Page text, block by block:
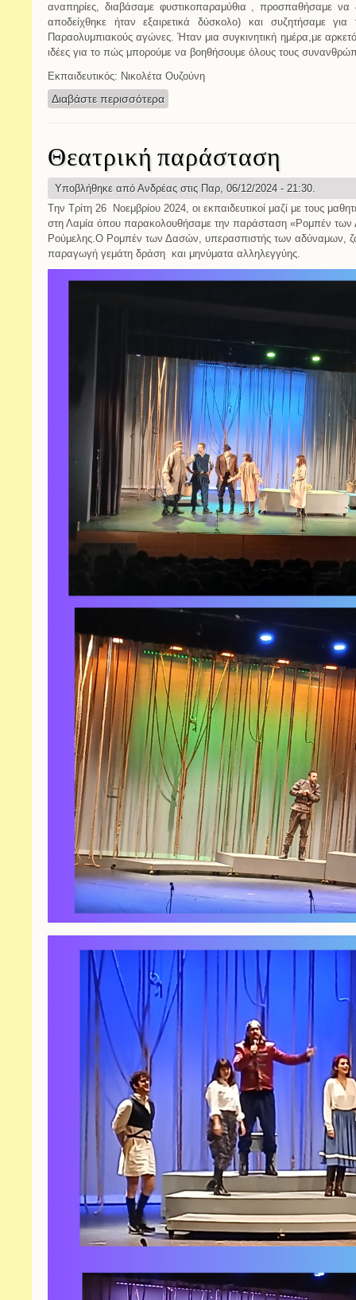
αναπηρίες, διαβάσαμε φυστικοπαραμύθια , προσπαθήσαμε να
αποδείχθηκε ήταν εξαιρετικά δύσκολο) και συζητήσαμε
Παραολυμπιακούς αγώνες. Ήταν μια συγκινητική ημέρα,με
ιδέες για το πώς μπορούμε να βοηθήσουμε όλους τους
Εκπαιδευτικός: Νικολέτα Ουζούνη
Διαβάστε περισσότερα
Θεατρική παράσταση
Υποβλήθηκε από Ανδρέας στις Παρ, 06/12/2024 - 21:30.
Tην Τρίτη 26 Νοεμβρίου 2024, οι εκπαιδευτικοί μαζί με τους
στη Λαμία όπου παρακολουθήσαμε την παράσταση «Ρομπέν
Ρούμελης.Ο Ρομπέν των Δασών, υπερασπιστής των αδύναμων,
παραγωγή γεμάτη δράση και μηνύματα αλληλεγγύης.